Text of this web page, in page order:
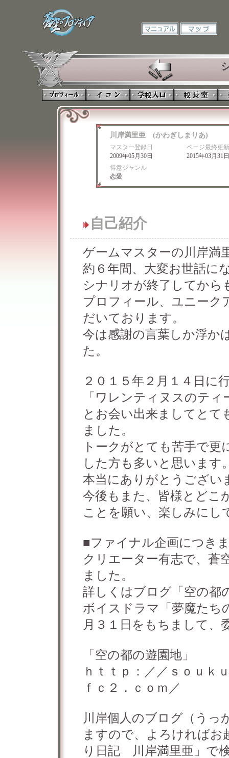
川岸満里亜 (かわぎしまりあ)
マスター登録日
2009年05月30日
ページ最終更
2015年03月31日
得意ジャンル
恋愛
自己紹介
ゲームマスターの川岸満
約６年間、大変お世話に
シナリオが終了してから
プロフィール、ユニーク
だいております。
今は感謝の言葉しか浮か
た。
２０１５年２月１４日に
「ワレンティヌスのテ
とお会い出来ましてとて
ました。
トークがとても苦手で
した方も多いと思います
本当にありがとうござい
今後もまた、皆様とどこ
ことを願い、楽しみにし
■ファイナル企画につき
クリエーター有志で、蒼
ました。
詳しくはブログ「空の都
ボイスドラマ「夢魔たち
月３１日をもちまして、
「空の都の遊園地」
ｈｔｔｐ：／／ｓｏｕｋ
ｆｃ２．ｃｏｍ／
川岸個人のブログ（う
ますので、よろければ
り日記 川岸満里亜」で